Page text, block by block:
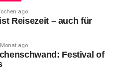
Picknick-Zeiträume
August, läuft von 14 bis 17
15. August, gibt es von 11
und von 14.30 bis 17.30
ago
Reisezeit – auch für
ago
Festival of